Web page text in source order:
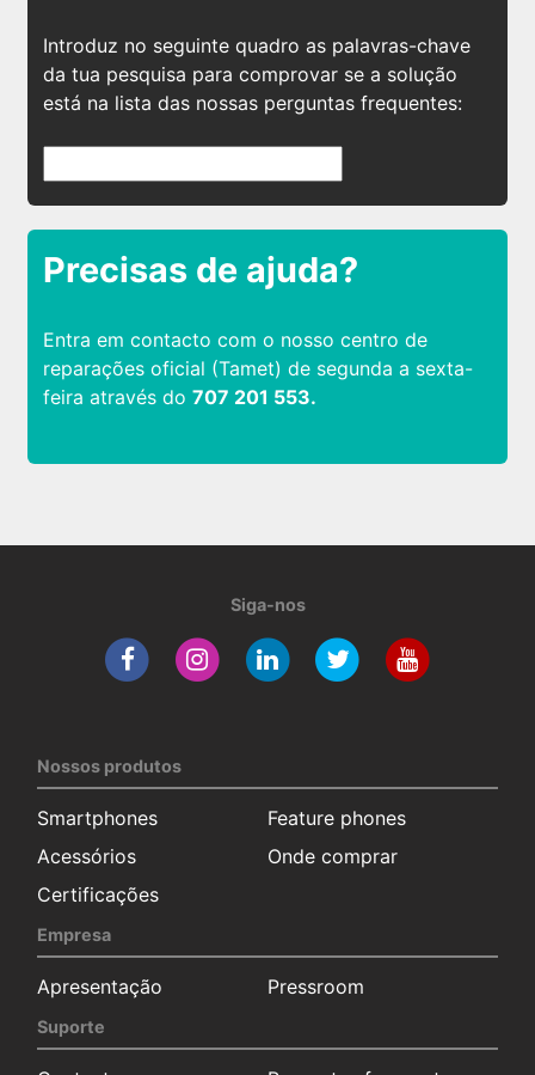
Introduz no seguinte quadro as palavras-chave
da tua pesquisa para comprovar se a solução
está na lista das nossas perguntas frequentes:
Precisas de ajuda?
Entra em contacto com o nosso centro de
reparações oficial (Tamet) de segunda a sexta-
feira através do 707 201 553.
Siga-nos
Nossos produtos
Smartphones
Feature phones
Acessórios
Onde comprar
Certificações
Empresa
Apresentação Pressroom
Suporte